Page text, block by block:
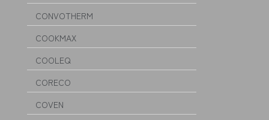
CONVOTHERM
COOKMAX
COOLEQ
CORECO
COVEN